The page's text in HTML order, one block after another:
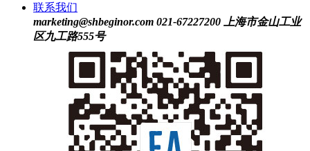
联系我们
marketing@shbeginor.com 021-67227200
上海市金山工业
区九工路555号